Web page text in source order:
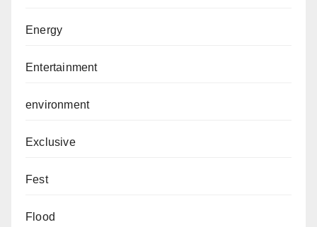
Energy
Entertainment
environment
Exclusive
Fest
Flood